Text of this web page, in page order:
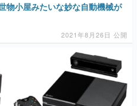
物小屋みたいな妙な自動機械が
2021年8月26日 公開